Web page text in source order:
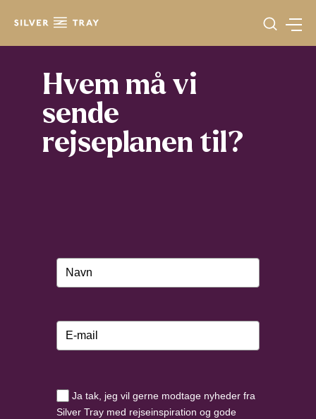
Hvem må vi
sende
rejseplanen til?
Ja tak, jeg vil gerne modtage nyheder fra
Silver Tray med rejseinspiration og gode